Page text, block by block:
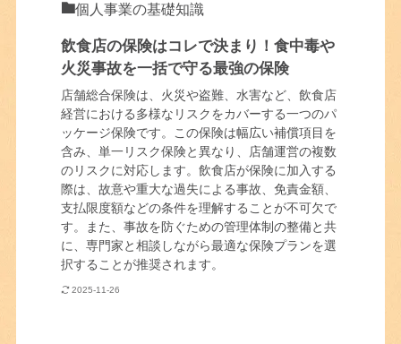
個人事業の基礎知識
飲食店の保険はコレで決まり！食中毒や
火災事故を一括で守る最強の保険
店舗総合保険は、火災や盗難、水害など、飲食店
経営における多様なリスクをカバーする一つのパ
ッケージ保険です。この保険は幅広い補償項目を
含み、単一リスク保険と異なり、店舗運営の複数
のリスクに対応します。飲食店が保険に加入する
際は、故意や重大な過失による事故、免責金額、
支払限度額などの条件を理解することが不可欠で
す。また、事故を防ぐための管理体制の整備と共
に、専門家と相談しながら最適な保険プランを選
択することが推奨されます。
2025-11-26